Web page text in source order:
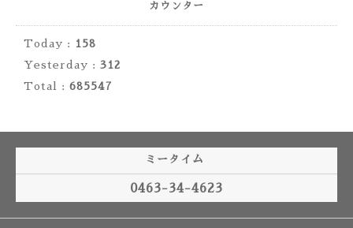
カウンター
Today :
158
Yesterday : 312
Total : 685547
ミータイム
0463-34-4623